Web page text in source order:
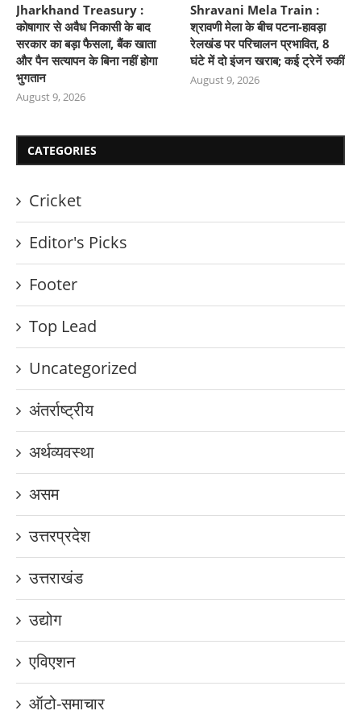
Jharkhand Treasury :
कोषागार से अवैध निकासी के बाद
सरकार का बड़ा फैसला, बैंक खाता
और पैन सत्यापन के बिना नहीं होगा
भुगतान
August 9, 2026
Shravani Mela Train :
श्रावणी मेला के बीच पटना-हावड़ा
रेलखंड पर परिचालन प्रभावित, 8
घंटे में दो इंजन खराब; कई ट्रेनें रुकीं
August 9, 2026
CATEGORIES
Cricket
Editor's Picks
Footer
Top Lead
Uncategorized
अंतर्राष्ट्रीय
अर्थव्यवस्था
असम
उत्तरप्रदेश
उत्तराखंड
उद्योग
एविएशन
ऑटो-समाचार